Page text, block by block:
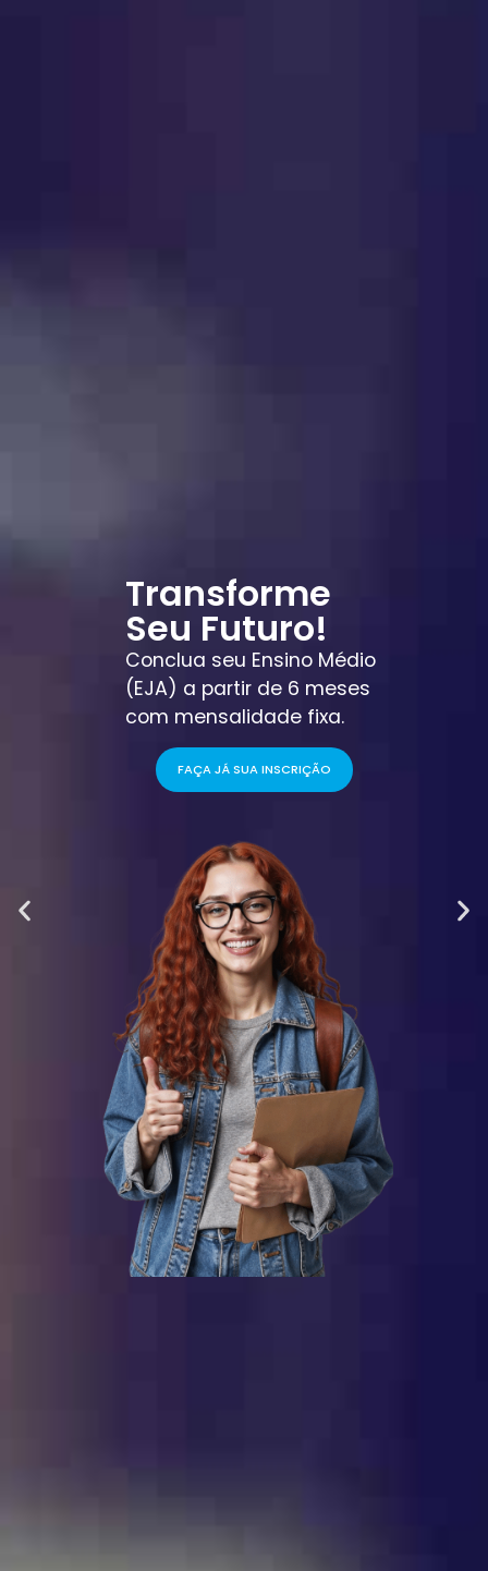
Transforme
Seu Futuro!
Conclua seu Ensino Médio
(EJA) a partir de 6 meses
com mensalidade fixa.
FAÇA JÁ SUA INSCRIÇÃO